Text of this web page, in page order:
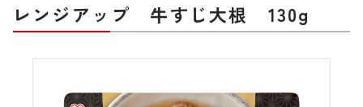
レンジアップ 牛すじ大根 130g